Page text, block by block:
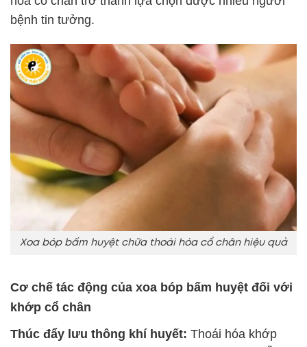
bệnh tin tưởng.
Xoa bóp bấm huyệt chữa thoái hóa cổ chân hiệu quả
Cơ chế tác động của xoa bóp bấm huyệt đối với
khớp cổ chân
Thúc đẩy lưu thông khí huyết: Thoái hóa khớp